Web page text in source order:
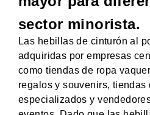
sector minorista.
Las hebillas de cinturón al
adquiridas por empresas
como tiendas de ropa
regalos y souvenirs, tiendas
especializados y